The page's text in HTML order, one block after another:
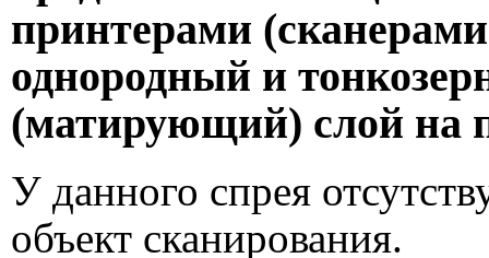
принтерами
однородный и
(матирующий) слой на
У данного спрея
объект сканирования.